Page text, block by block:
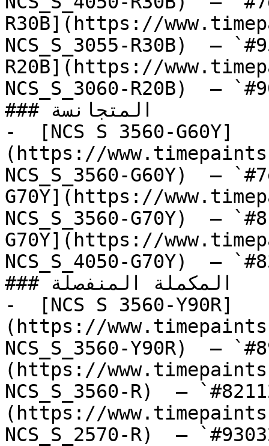
R30B](https://
NCS_S_3055-R30B)  —
R20B](https://
NCS_S_3060-R20B)  —
### المتجانسة
-  [NCS S 3560-G60Y]
(https://
NCS_S_3560-G60Y)  —
G70Y](https://
NCS_S_3560-G70Y)  —
G70Y](https://
NCS_S_4050-G70Y)  —
### المكملة المنفصلة
-  [NCS S 3560-Y90R]
(https://
NCS_S_3560-Y90R)  —
(https://
NCS_S_3560-R)  —
(https://
NCS_S_2570-R)  —